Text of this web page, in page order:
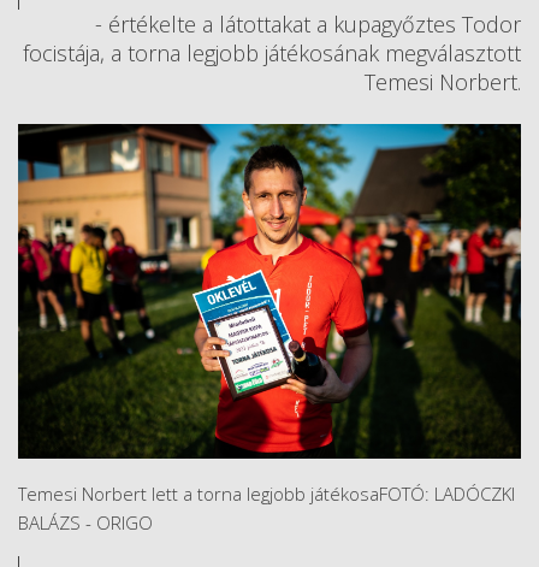
- értékelte a látottakat a kupagyőztes Todor
focistája, a torna legjobb játékosának megválasztott
Temesi Norbert.
Temesi Norbert lett a torna legjobb játékosaFOTÓ: LADÓCZKI
BALÁZS - ORIGO